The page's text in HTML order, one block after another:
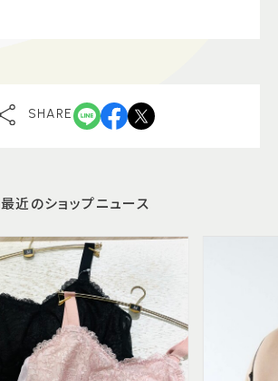
SHARE
最近のショップニュース